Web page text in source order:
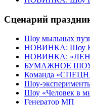
Сценарий
Шоу мыльных
НОВИНКА: Шоу
НОВИНКА:
БУМАЖНОЕ
Команда
Шоу-
Шоу «Человек в
Генератор МП